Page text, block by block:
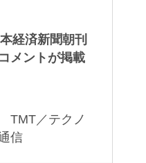
経済新聞朝刊
メントが掲載
TMT／テクノ
信